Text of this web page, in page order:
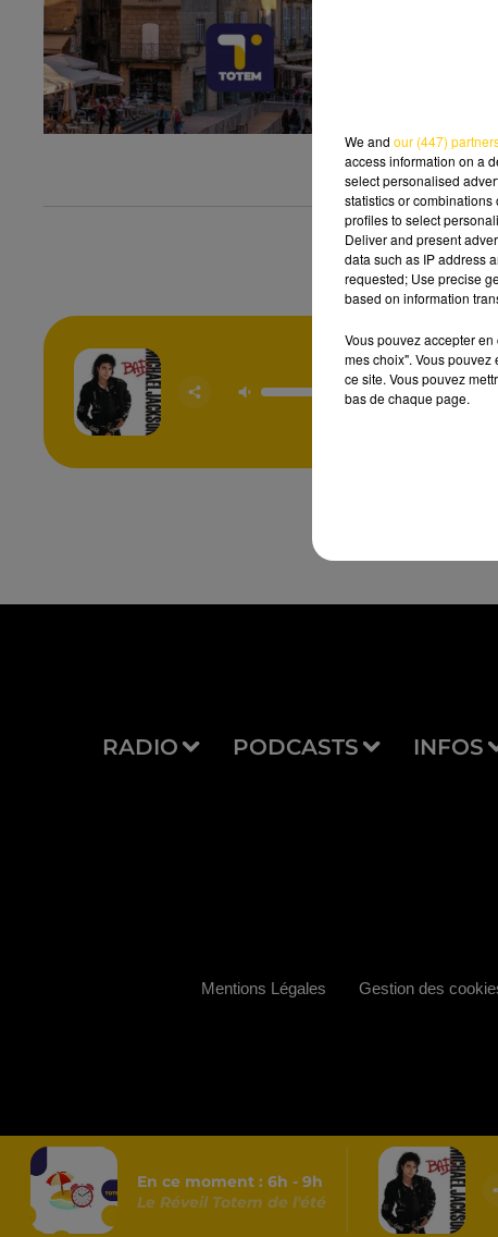
The Way
Make Me
RADIO PODCASTS INFOS
En ce moment : 6h - 9h
Le Réveil Totem de l'été
Mentions Légales Gestion des
We and our (447)
access information on a
select personalised
statistics or
profiles to select
Deliver and present
data such as IP address
requested; Use precise
based on information
Vous pouvez accepter
mes choix". Vous
ce site. Vous pouvez
bas de chaque page.